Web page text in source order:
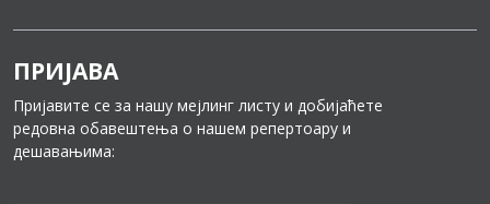
ПРИЈАВА
Пријавите се за нашу мејлинг листу и добијаћете
редовна обавештења о нашем репертоару и
дешавањима: